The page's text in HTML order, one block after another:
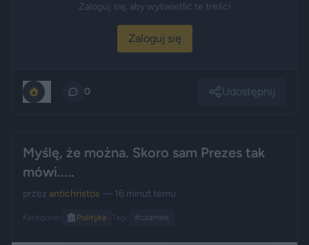
Zaloguj się, aby wyświetlić te treści
Zaloguj się
0 Udostępnij
Myślę, że można. Skoro sam Prezes tak
mówi.....
przez antichristos — 16 minut temu
Kategoria: 🏛️ Polityka Tagi: #czarnek